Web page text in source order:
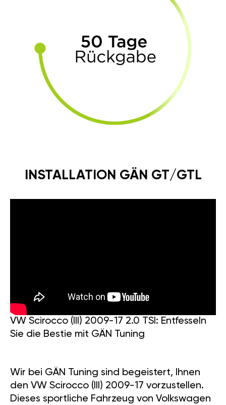
INSTALLATION GÄN GT/GTL
VW Scirocco (III) 2009-17 2.0 TSI: Entfesseln
Sie die Bestie mit GÄN Tuning
Wir bei GÄN Tuning sind begeistert, Ihnen
den VW Scirocco (III) 2009-17 vorzustellen.
Dieses sportliche Fahrzeug von Volkswagen